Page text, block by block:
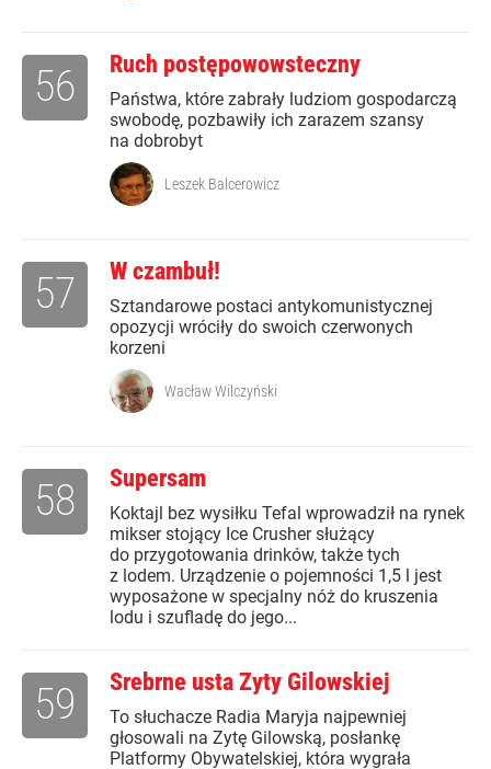
Ruch postępowowsteczny
Państwa, które zabrały ludziom gospodarczą
swobodę, pozbawiły ich zarazem szansy
na dobrobyt
56
Leszek Balcerowicz
W czambuł!
Sztandarowe postaci antykomunistycznej
opozycji wróciły do swoich czerwonych
korzeni
57
Wacław Wilczyński
Supersam
Koktajl bez wysiłku Tefal wprowadził na rynek
mikser stojący Ice Crusher służący
do przygotowania drinków, także tych
z lodem. Urządzenie o pojemności 1,5 l jest
wyposażone w specjalny nóż do kruszenia
lodu i szufladę do jego...
58
Srebrne usta Zyty Gilowskiej
To słuchacze Radia Maryja najpewniej
głosowali na Zytę Gilowską, posłankę
Platformy Obywatelskiej, która wygrała
59